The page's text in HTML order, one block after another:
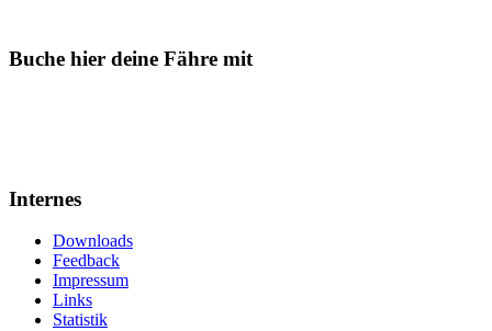
Buche hier deine Fähre mit
Internes
Downloads
Feedback
Impressum
Links
Statistik